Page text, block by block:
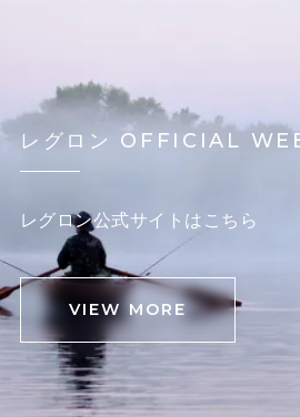
レグロン OFFICIAL
レグロン公式サイトはこちら
VIEW MORE